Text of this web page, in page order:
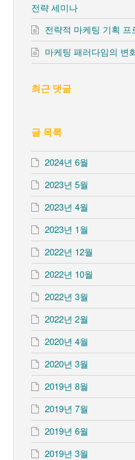
전략 세미나
전략적 마케팅 기획 프
마케팅 패러다임의 변
최근 댓글
글 목록
2024년 6월
2023년 5월
2023년 4월
2023년 1월
2022년 12월
2022년 10월
2022년 3월
2022년 2월
2020년 4월
2020년 3월
2019년 8월
2019년 7월
2019년 6월
2019년 3월